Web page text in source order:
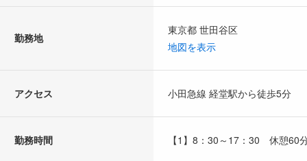
勤務地
東京都 世田谷区
地図を表示
アクセス 小田急線 経堂駅から徒歩5分
勤務時間 【1】8：30～17：30 休憩60